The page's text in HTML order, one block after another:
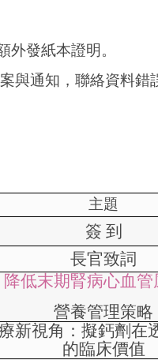
外發紙本證明。
與通知，聯絡資料錯
主題
簽 到
長官致詞
降低末期腎病心血管
營養管理策略
新視角：擬鈣劑在
的臨床價值